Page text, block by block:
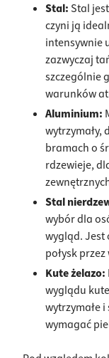
Stal: Stal
czyni ją
intensywnie
zazwyczaj
szczególnie
warunków
Aluminium:
wytrzymały,
bramach o
rdzewieje,
Stal
wybór dla
wygląd. Jest
połysk
Kute żelazo:
wyglądu
wytrzymałe
wymagać